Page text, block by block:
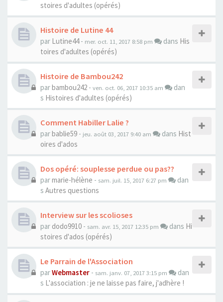
stoires d'adultes (opérés)
Histoire de Lutine 44
par Lutine44- mer. oct. 11, 2017 8:58 pm dans His
toires d'adultes (opérés)
Histoire de Bambou242
parbambou242 - ven. oct. 06, 2017 10:35 am
dan
s Histoires d'adultes (opérés)
Comment Habiller Lalie ?
parbablie59 - jeu. août 03, 2017 9:40 am dans Hist
oires d'ados
Dos opéré: souplesse perdue ou pas??
parmarie-hélène - sam. juil. 15, 2017 6:27 pm
dan
s Autres questions
Interview sur les scolioses
par dodo9910 - sam. avr. 15, 2017 12:35 pm dans Hi
stoires d'ados (opérés)
Le Parrain de l'Association
parWebmaster - sam. janv. 07, 2017 3:15 pm
dan
s L'association : je ne laisse pas faire, j'adhère !